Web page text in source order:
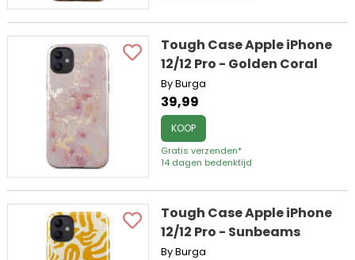
Tough Case Apple iPhone
12/12 Pro - Golden Coral
By Burga
39,99
KOOP
Gratis verzenden*
14 dagen bedenktijd
Tough Case Apple iPhone
12/12 Pro - Sunbeams
By Burga